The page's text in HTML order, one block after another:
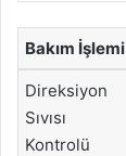
Bakım İşlemi
Direksiyon
Sıvısı
Kontrolü